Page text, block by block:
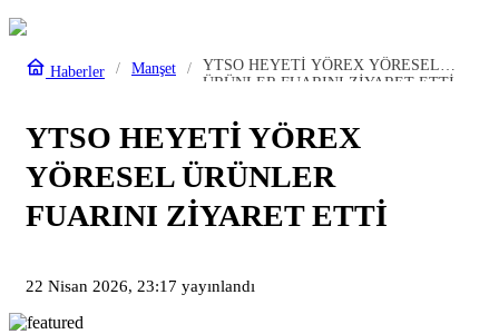
Haberler Manşet
YTSO HEYETİ YÖREX YÖRESEL
ÜRÜNLER FUARINI ZİYARET ETTİ
YTSO HEYETİ YÖREX
YÖRESEL ÜRÜNLER
FUARINI ZİYARET ETTİ
22 Nisan 2026, 23:17 yayınlandı